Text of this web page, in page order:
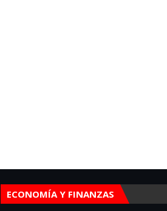
ECONOMÍA Y FINANZAS